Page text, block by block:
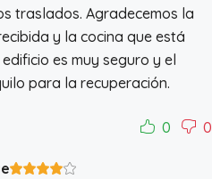
traslados. Agradecemos la
y la cocina que está
es muy seguro y el
para la recuperación.
0 0